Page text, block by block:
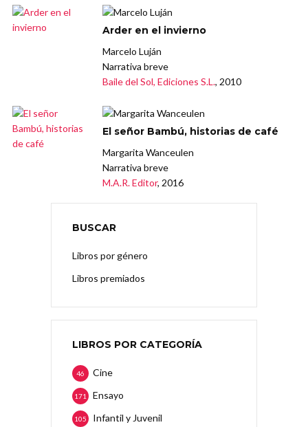
Arder en el invierno
Marcelo Luján
Narrativa breve
Baile del Sol, Ediciones S.L., 2010
El señor Bambú, historias de café
Margarita Wanceulen
Narrativa breve
M.A.R. Editor, 2016
BUSCAR
Libros por género
Libros premiados
LIBROS POR CATEGORÍA
Cine
46
Ensayo
171
Infantil y Juvenil
105